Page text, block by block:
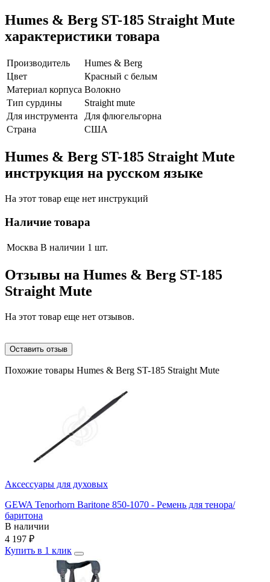
Humes & Berg ST-185 Straight Mute
характеристики товара
Производитель
Humes & Berg
Цвет
Красный с белым
Материал корпуса Волокно
Тип сурдины
Straight mute
Для инструмента
Для флюгельгорна
Страна
США
Humes & Berg ST-185 Straight Mute
инструкция на русском языке
На этот товар еще нет инструкций
Наличие товара
Москва В наличии 1 шт.
Отзывы на Humes & Berg ST-185
Straight Mute
На этот товар еще нет отзывов.
Оставить отзыв
Похожие товары Humes & Berg ST-185 Straight Mute
Аксессуары для духовых
GEWA Tenorhorn Baritone 850-1070 - Ремень для тенора/
баритона
В наличии
4 197 ₽
Купить в 1 клик